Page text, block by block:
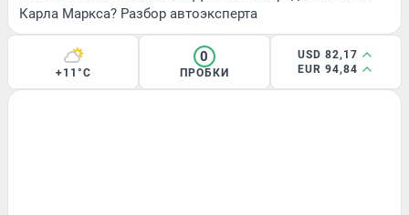
Карла Маркса? Разбор автоэксперта
+11°C
0
ПРОБКИ
USD 82,17
EUR 94,84